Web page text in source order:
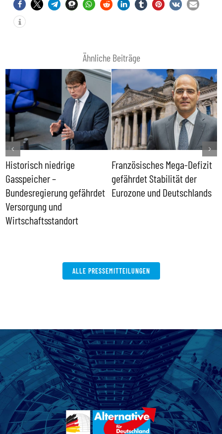
Ähnliche Beiträge
Historisch niedrige
Gasspeicher –
Bundesregierung gefährdet
Versorgung und
Wirtschaftsstandort
Französisches Mega-Defizit
gefährdet Stabilität der
Eurozone und Deutschlands
ALLE PRESSEMITTEILUNGEN